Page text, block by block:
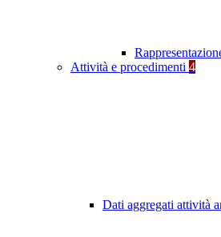
Attività e procedimenti 4
Dati aggregati attività